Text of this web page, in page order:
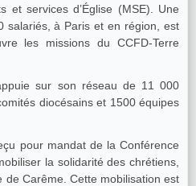
et services d’Église (MSE). Une
salariés, à Paris et en région, est
les missions du CCFD-Terre
sur son réseau de 11 000
diocésains et 1500 équipes
pour mandat de la Conférence
la solidarité des chrétiens,
de Carême. Cette mobilisation est